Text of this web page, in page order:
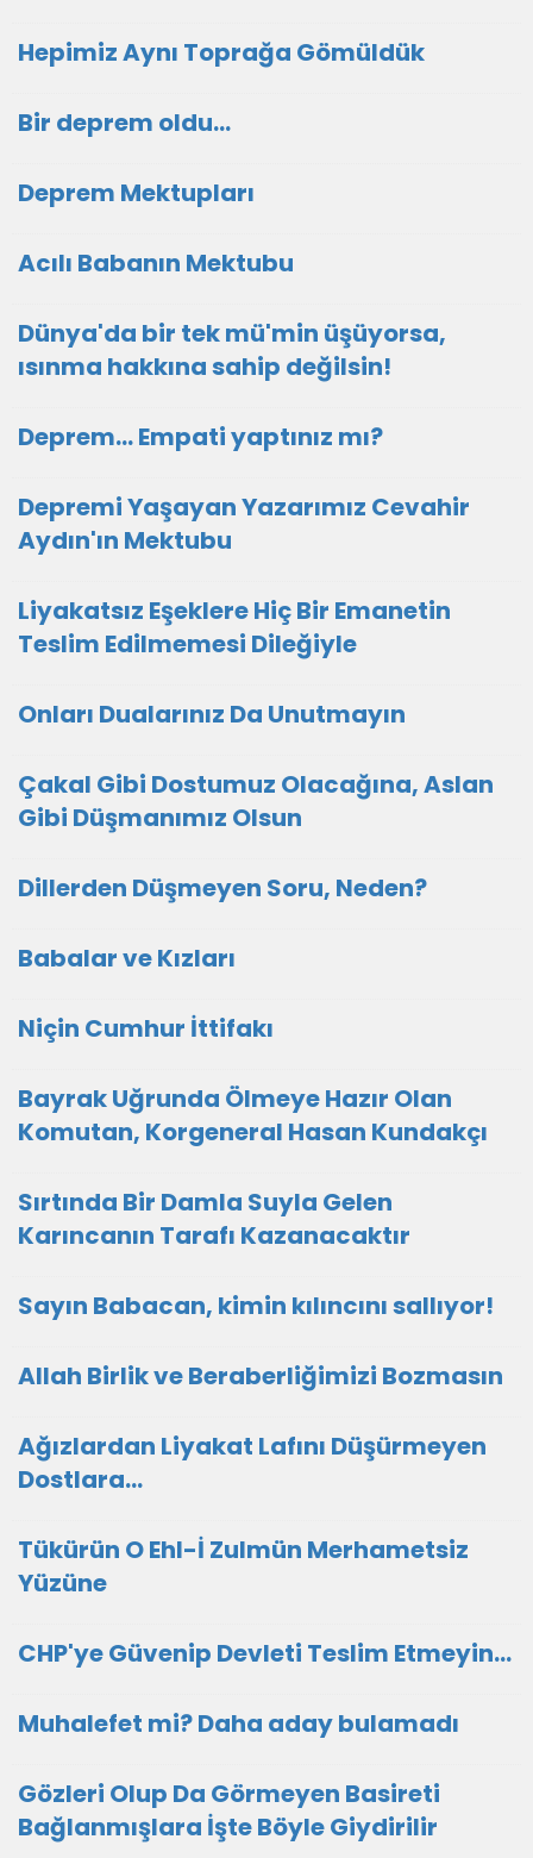
Hepimiz Aynı Toprağa Gömüldük
Bir deprem oldu...
Deprem Mektupları
Acılı Babanın Mektubu
Dünya'da bir tek mü'min üşüyorsa,
ısınma hakkına sahip değilsin!
Deprem... Empati yaptınız mı?
Depremi Yaşayan Yazarımız Cevahir
Aydın'ın Mektubu
Liyakatsız Eşeklere Hiç Bir Emanetin
Teslim Edilmemesi Dileğiyle
Onları Dualarınız Da Unutmayın
Çakal Gibi Dostumuz Olacağına, Aslan
Gibi Düşmanımız Olsun
Dillerden Düşmeyen Soru, Neden?
Babalar ve Kızları
Niçin Cumhur İttifakı
Bayrak Uğrunda Ölmeye Hazır Olan
Komutan, Korgeneral Hasan Kundakçı
Sırtında Bir Damla Suyla Gelen
Karıncanın Tarafı Kazanacaktır
Sayın Babacan, kimin kılıncını sallıyor!
Allah Birlik ve Beraberliğimizi Bozmasın
Ağızlardan Liyakat Lafını Düşürmeyen
Dostlara...
Tükürün O Ehl-İ Zulmün Merhametsiz
Yüzüne
CHP'ye Güvenip Devleti Teslim Etmeyin…
Muhalefet mi? Daha aday bulamadı
Gözleri Olup Da Görmeyen Basireti
Bağlanmışlara İşte Böyle Giydirilir